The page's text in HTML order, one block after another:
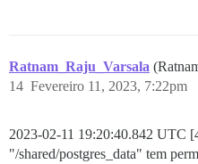
Ratnam_Raju_Varsala
Fevereiro 11, 2023, 7:22pm
14
2023-02-11 19:20:40.842 UTC
"/shared/postgres_data" tem